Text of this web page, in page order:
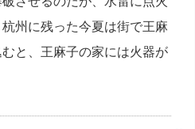
州に残った今夏は街で王麻
と、王麻子の家には火器が